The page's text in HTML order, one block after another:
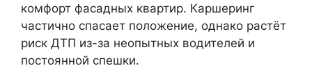
комфорт фасадных квартир. Каршеринг
частично спасает положение, однако растёт
риск ДТП из-за неопытных водителей и
постоянной спешки.